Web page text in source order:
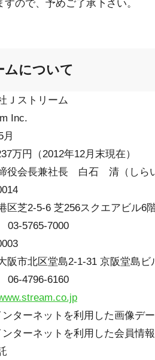
ので、予めご了承下さい。
ムについて
Ｊストリーム
Inc.
万円（2012年12月末現在）
役会長兼社長 白石 清（しら
区芝2-5-6 芝256スクエアビル6
03-5765-7000
阪市北区堂島2-1-31 京阪堂島ビ
06-4796-6160
ンターネットを利用した画像デ
ンターネットを利用した会員情